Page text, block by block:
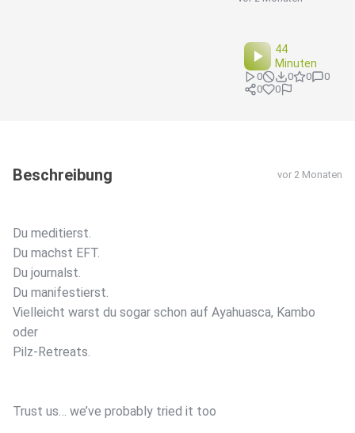
44
Minuten
0 0 0
0
0
0
Beschreibung vor 2 Monaten
Du meditierst.
Du machst EFT.
Du journalst.
Du manifestierst.
Vielleicht warst du sogar schon auf Ayahuasca, Kambo
oder
Pilz-Retreats.
Trust us… we’ve probably tried it too